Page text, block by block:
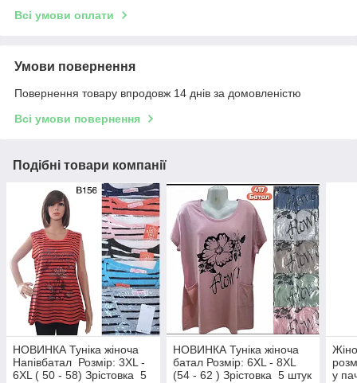
Всі умови оплати
Умови повернення
Повернення товару впродовж 14 днів за домовленістю
Всі умови повернення
Подібні товари компанії
НОВИНКА Туніка жіноча
Напівбатал Розмір: 3XL -
6XL ( 50 - 58) Зрістовка 5
НОВИНКА Туніка жіноча
батал Розмір: 6XL - 8XL
(54 - 62 ) Зрістовка 5 штук
у